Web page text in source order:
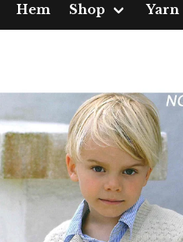
Hem Shop Yarn
Pattern 414251